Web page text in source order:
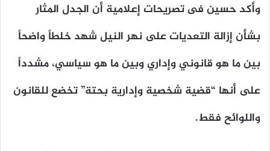
وأكد حسين فى تصريحات إعلامية أن الجدل المثار
بشأن إزالة التعديات على نهر النيل شهد خلطاً واضحاً
بين ما هو قانوني وإداري وبين ما هو سياسي، مشدداً
على أنها “قضية شخصية وإدارية بحتة”تخضع للقانون
واللوائح فقط.